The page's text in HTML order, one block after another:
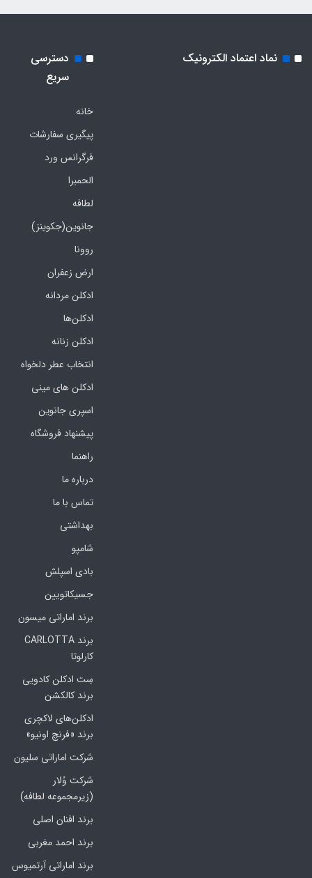
نماد اعتماد الکترونیک
دسترسی
سریع
خانه
پیگیری سفارشات
فرگرانس ورد
الحمبرا
لطافه
جانوین(جکوینز)
روونا
ارض زعفران
ادکلن مردانه
ادکلن‌ها
ادکلن زنانه
انتخاب عطر دلخواه
ادکلن های مینی
اسپری جانوین
پیشنهاد فروشگاه
راهنما
درباره ما
تماس با ما
بهداشتی
شامپو
بادی اسپلش
جسیکاتویین
برند اماراتی میسون
برند CARLOTTA
کارلوتا
سِت ادکلن کادویی
برند کالکشن
ادکلن‌های لاکچری
برند «فرنچ اونیو»
شرکت اماراتی سلیون
شرکت وُلار
(زیرمجموعه لطافه)
برند افنان اصلی
برند احمد مغربی
برند اماراتی آرتمیوس